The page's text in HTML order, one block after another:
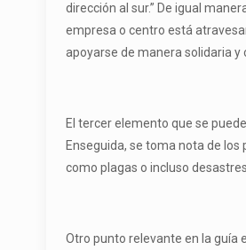
dirección al sur.” De igual
empresa o centro está
apoyarse de manera solidaria y
El tercer elemento que se
Enseguida, se toma nota de
como plagas o incluso
Otro punto relevante en la guía